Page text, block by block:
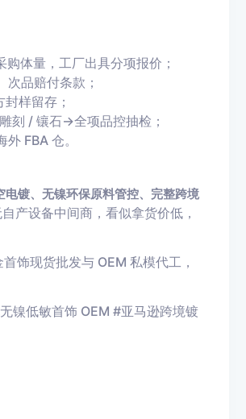
体量，工厂出具分项报价；
品赔付条款；
样留存；
刻 / 镶石→全项品控抽检；
FBA 仓。
电镀、无镍环保原料管控、完整跨境
产设备中间商，看似拿货价低，
饰现货批发与 OEM 私模代工，
镍低敏首饰 OEM #亚马逊跨境镀